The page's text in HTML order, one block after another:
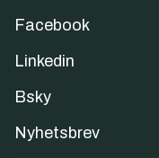
Facebook
Linkedin
Bsky
Nyhetsbrev